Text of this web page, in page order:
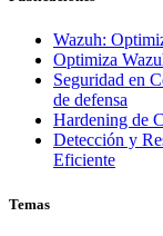
Wazuh:
Optimiza
Seguridad en
de defensa
Hardening de
Detección y
Eficiente
Temas